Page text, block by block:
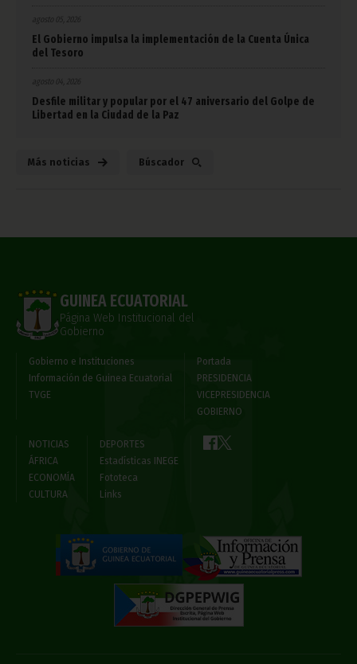
agosto 05, 2026
El Gobierno impulsa la implementación de la Cuenta Única
del Tesoro
agosto 04, 2026
Desfile militar y popular por el 47 aniversario del Golpe de
Libertad en la Ciudad de la Paz
Más noticias Búscador
GUINEA ECUATORIAL
Página Web Institucional del
Gobierno
Gobierno e Instituciones
Información de Guinea Ecuatorial
TVGE
Portada
PRESIDENCIA
VICEPRESIDENCIA
GOBIERNO
NOTICIAS
ÁFRICA
ECONOMÍA
CULTURA
DEPORTES
Estadísticas INEGE
Fototeca
Links